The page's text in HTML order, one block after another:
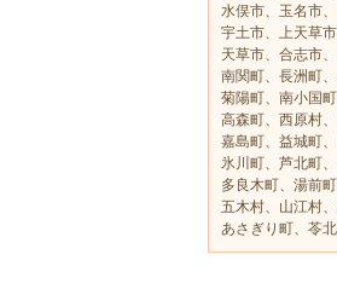
水俣市、玉名市
宇土市、上天草
天草市、合志市
南関町、長洲町
菊陽町、南小国
高森町、西原村
嘉島町、益城町
氷川町、芦北町
多良木町、湯前
五木村、山江村、
あさぎり町、苓